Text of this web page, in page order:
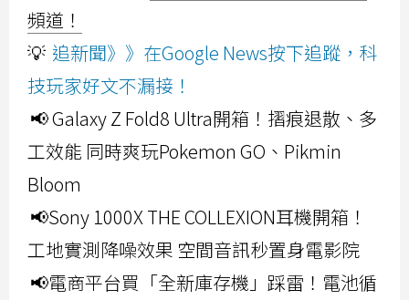
頻道！
💡 追新聞》》在Google News按下追蹤，科
技玩家好文不漏接！
📢 Galaxy Z Fold8 Ultra開箱！摺痕退散、多
工效能 同時爽玩Pokemon GO、Pikmin
Bloom
📢Sony 1000X THE COLLEXION耳機開箱！
工地實測降噪效果 空間音訊秒置身電影院
📢電商平台買「全新庫存機」踩雷！電池循